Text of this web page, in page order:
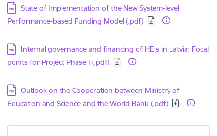
Lejupielādēt:
State of Implementation of the New System-level
Performance-based Funding Model (.pdf)
Lejupielādēt:
Internal governance and financing of HEIs in Latvia: Focal
points for Project Phase I (.pdf)
Lejupielādēt:
Outlook on the Cooperation between Ministry of
Education and Science and the World Bank (.pdf)